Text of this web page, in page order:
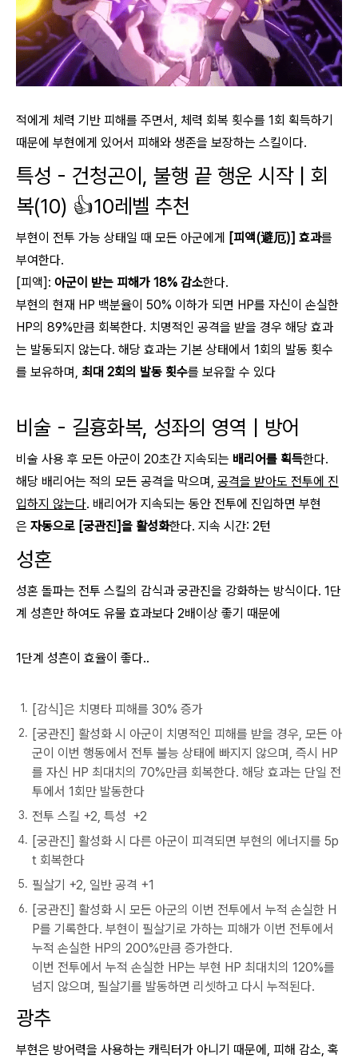
적에게 체력 기반 피해를 주면서, 체력 회복 횟수를 1회 획득하기
때문에 부현에게 있어서 피해와 생존을 보장하는 스킬이다.
특성 - 건청곤이, 불행 끝 행운 시작 | 회
복(10) 👍10레벨 추천
부현이 전투 가능 상태일 때 모든 아군에게 [피액(避厄)] 효과를
부여한다.
[피액]: 아군이 받는 피해가 18% 감소한다.
부현의 현재 HP 백분율이 50% 이하가 되면 HP를 자신이 손실한
HP의 89%만큼 회복한다. 치명적인 공격을 받을 경우 해당 효과
는 발동되지 않는다. 해당 효과는 기본 상태에서 1회의 발동 횟수
를 보유하며, 최대 2회의 발동 횟수를 보유할 수 있다
비술 - 길흉화복, 성좌의 영역 | 방어
비술 사용 후 모든 아군이 20초간 지속되는 배리어를 획득한다.
해당 배리어는 적의 모든 공격을 막으며, 공격을 받아도 전투에 진
입하지 않는다. 배리어가 지속되는 동안 전투에 진입하면 부현
은 자동으로 [궁관진]을 활성화한다. 지속 시간: 2턴
성혼
성혼 돌파는 전투 스킬의 감식과 궁관진을 강화하는 방식이다. 1단
계 성흔만 하여도 유물 효과보다 2배이상 좋기 때문에
1단계 성흔이 효율이 좋다..
[감식]은 치명타 피해를 30% 증가
[궁관진] 활성화 시 아군이 치명적인 피해를 받을 경우, 모든 아
군이 이번 행동에서 전투 불능 상태에 빠지지 않으며, 즉시 HP
를 자신 HP 최대치의 70%만큼 회복한다. 해당 효과는 단일 전
투에서 1회만 발동한다
전투 스킬 +2, 특성 +2
[궁관진] 활성화 시 다른 아군이 피격되면 부현의 에너지를 5p
t 회복한다
필살기 +2, 일반 공격 +1
[궁관진] 활성화 시 모든 아군의 이번 전투에서 누적 손실한 H
P를 기록한다. 부현이 필살기로 가하는 피해가 이번 전투에서
누적 손실한 HP의 200%만큼 증가한다.
이번 전투에서 누적 손실한 HP는 부현 HP 최대치의 120%를
넘지 않으며, 필살기를 발동하면 리셋하고 다시 누적된다.
광추
부현은 방어력을 사용하는 캐릭터가 아니기 때문에, 피해 감소, 혹